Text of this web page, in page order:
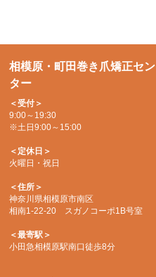
相模原・町田巻き爪矯正セン
ター
＜受付＞
9:00～19:30
※土日9:00～15:00
＜定休日＞
火曜日・祝日
＜住所＞
神奈川県相模原市南区
相南1-22-20 スガノコーポ1B号室
＜最寄駅＞
小田急相模原駅南口徒歩8分